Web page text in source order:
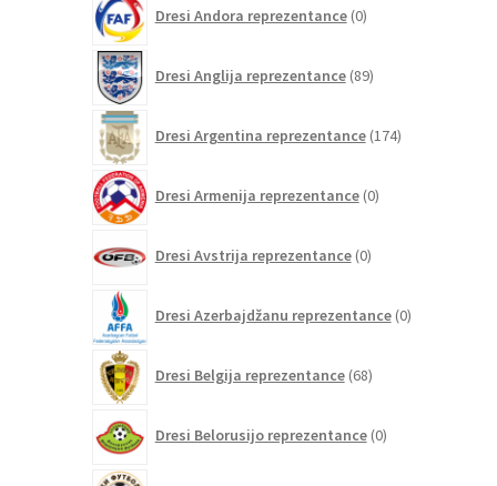
Dresi Andora reprezentance 0izdelkov
Dresi Anglija reprezentance 89izdelkov
Dresi Argentina reprezentance 174izdelkov
Dresi Armenija reprezentance 0izdelkov
Dresi Avstrija reprezentance 0izdelkov
Dresi Azerbajdžanu reprezentance 0izdelkov
Dresi Belgija reprezentance 68izdelkov
Dresi Belorusijo reprezentance 0izdelkov